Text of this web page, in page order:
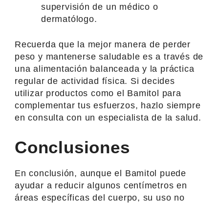
supervisión de un médico o
dermatólogo.
Recuerda que la mejor manera de perder
peso y mantenerse saludable es a través de
una alimentación balanceada y la práctica
regular de actividad física. Si decides
utilizar productos como el Bamitol para
complementar tus esfuerzos, hazlo siempre
en consulta con un especialista de la salud.
Conclusiones
En conclusión, aunque el Bamitol puede
ayudar a reducir algunos centímetros en
áreas específicas del cuerpo, su uso no